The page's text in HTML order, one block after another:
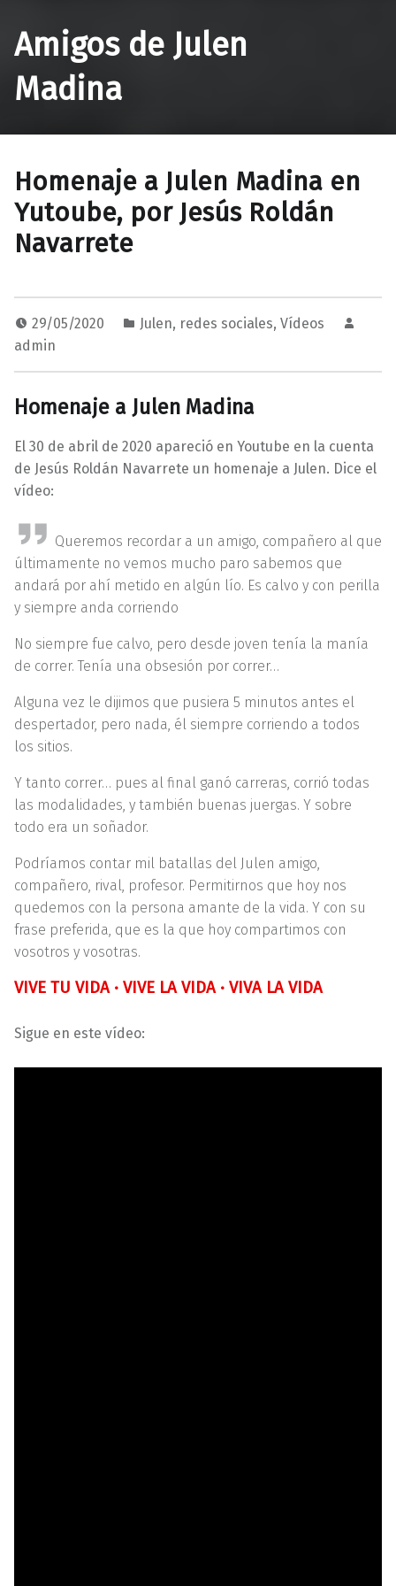
Amigos de Julen
Madina
Homenaje a Julen Madina en
Yutoube, por Jesús Roldán
Navarrete
29/05/2020 Julen, redes sociales, Vídeos
admin
Homenaje a Julen Madina
El 30 de abril de 2020 apareció en Youtube en la cuenta
de Jesús Roldán Navarrete un homenaje a Julen. Dice el
vídeo:
Queremos recordar a un amigo, compañero al que
últimamente no vemos mucho paro sabemos que
andará por ahí metido en algún lío. Es calvo y con perilla
y siempre anda corriendo
No siempre fue calvo, pero desde joven tenía la manía
de correr. Tenía una obsesión por correr…
Alguna vez le dijimos que pusiera 5 minutos antes el
despertador, pero nada, él siempre corriendo a todos
los sitios.
Y tanto correr… pues al final ganó carreras, corrió todas
las modalidades, y también buenas juergas. Y sobre
todo era un soñador.
Podríamos contar mil batallas del Julen amigo,
compañero, rival, profesor. Permitirnos que hoy nos
quedemos con la persona amante de la vida. Y con su
frase preferida, que es la que hoy compartimos con
vosotros y vosotras.
VIVE TU VIDA · VIVE LA VIDA · VIVA LA VIDA
Sigue en este vídeo: